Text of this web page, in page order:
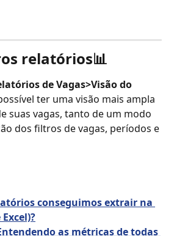
relatórios📊
de Vagas>Visão do
ter uma visão mais ampla
suas vagas, tanto de um modo
dos filtros de vagas, períodos e
conseguimos extrair na
as métricas de todas